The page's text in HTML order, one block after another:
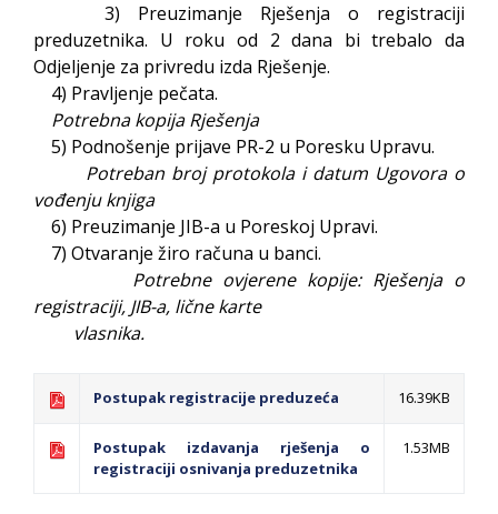
3) Preuzimanje Rješenja o registraciji
preduzetnika. U roku od 2 dana bi trebalo da
Odjeljenje za privredu izda Rješenje.
4) Pravljenje pečata.
Potrebna kopija Rješenja
5) Podnošenje prijave PR-2 u Poresku Upravu.
Potreban broj protokola i datum Ugovora o
vođenju knjiga
6) Preuzimanje JIB-a u Poreskoj Upravi.
7) Otvaranje žiro računa u banci.
Potrebne ovjerene kopije: Rješenja o
registraciji, JIB-a, lične karte
vlasnika.
Postupak registracije preduzeća 16.39KB
Postupak izdavanja rješenja o
registraciji osnivanja preduzetnika
1.53MB